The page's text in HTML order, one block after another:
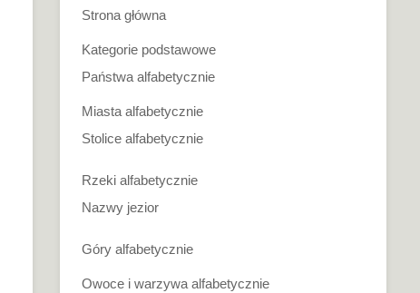
Strona główna
Kategorie podstawowe
Państwa alfabetycznie
Miasta alfabetycznie
Stolice alfabetycznie
Rzeki alfabetycznie
Nazwy jezior
Góry alfabetycznie
Owoce i warzywa alfabetycznie